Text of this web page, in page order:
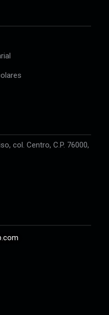
col. Centro, C.P. 76000,